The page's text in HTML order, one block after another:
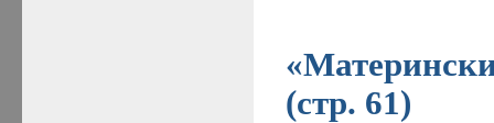
(стр. 61)